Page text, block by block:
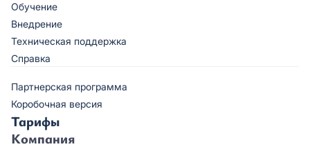
Обучение
Внедрение
Техническая поддержка
Справка
Партнерская программа
Коробочная версия
Тарифы
Компания